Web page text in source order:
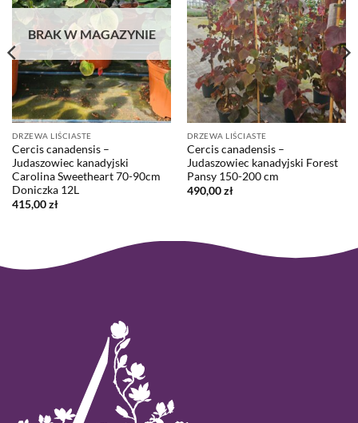
BRAK W MAGAZYNIE
DRZEWA LIŚCIASTE
Cercis canadensis –
Judaszowiec kanadyjski
Carolina Sweetheart 70-90cm
Doniczka 12L
415,00zł
DRZEWA LIŚCIASTE
Cercis canadensis –
Judaszowiec kanadyjski Forest
Pansy 150-200 cm
490,00zł